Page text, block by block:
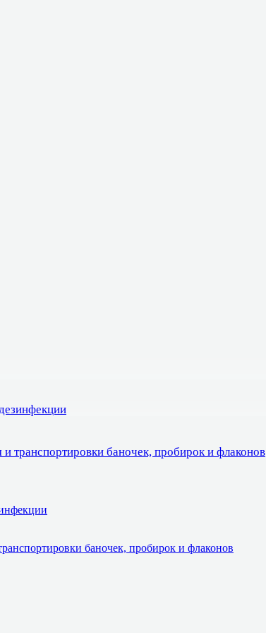
транспортировки баночек, пробирок и флаконов
баночек, пробирок и флаконов